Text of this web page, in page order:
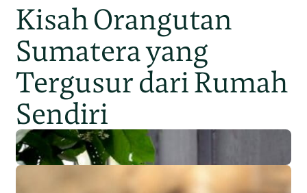
Kisah Orangutan
Sumatera yang
Tergusur dari Rumah
Sendiri